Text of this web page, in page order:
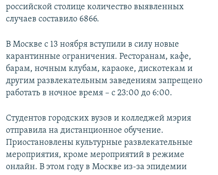
российской столице количество выявленных
случаев составило 6866.
В Москве с 13 ноября вступили в силу новые
карантинные ограничения. Ресторанам, кафе,
барам, ночным клубам, караоке, дискотекам и
другим развлекательным заведениям запрещено
работать в ночное время – с 23:00 до 6:00.
Студентов городских вузов и колледжей мэрия
отправила на дистанционное обучение.
Приостановлены культурные развлекательные
мероприятия, кроме мероприятий в режиме
онлайн. В этом году в Москве из-за эпидемии